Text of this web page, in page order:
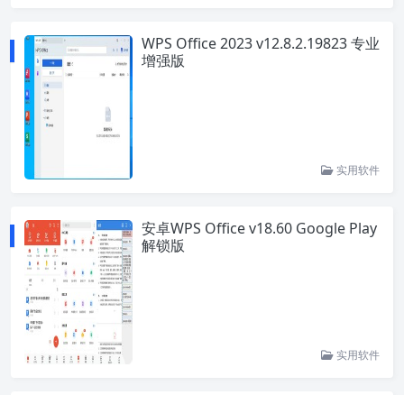
WPS Office 2023 v12.8.2.19823 专业
增强版
实用软件
安卓WPS Office v18.60 Google Play
解锁版
实用软件